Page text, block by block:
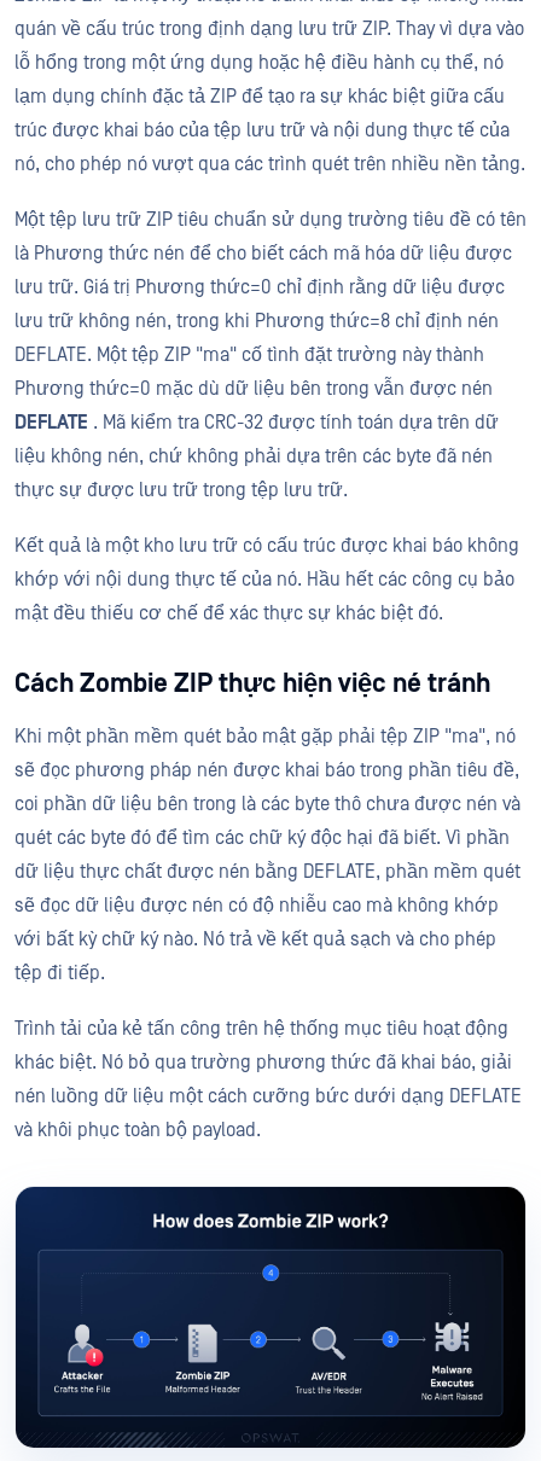
quán về cấu trúc trong định dạng lưu trữ ZIP. Thay vì dựa vào
lỗ hổng trong một ứng dụng hoặc hệ điều hành cụ thể, nó
lạm dụng chính đặc tả ZIP để tạo ra sự khác biệt giữa cấu
trúc được khai báo của tệp lưu trữ và nội dung thực tế của
nó, cho phép nó vượt qua các trình quét trên nhiều nền tảng.
Một tệp lưu trữ ZIP tiêu chuẩn sử dụng trường tiêu đề có tên
là Phương thức nén để cho biết cách mã hóa dữ liệu được
lưu trữ. Giá trị Phương thức=0 chỉ định rằng dữ liệu được
lưu trữ không nén, trong khi Phương thức=8 chỉ định nén
DEFLATE. Một tệp ZIP "ma" cố tình đặt trường này thành
Phương thức=0 mặc dù dữ liệu bên trong vẫn được nén
DEFLATE . Mã kiểm tra CRC-32 được tính toán dựa trên dữ
liệu không nén, chứ không phải dựa trên các byte đã nén
thực sự được lưu trữ trong tệp lưu trữ.
Kết quả là một kho lưu trữ có cấu trúc được khai báo không
khớp với nội dung thực tế của nó. Hầu hết các công cụ bảo
mật đều thiếu cơ chế để xác thực sự khác biệt đó.
Cách Zombie ZIP thực hiện việc né tránh
Khi một phần mềm quét bảo mật gặp phải tệp ZIP "ma", nó
sẽ đọc phương pháp nén được khai báo trong phần tiêu đề,
coi phần dữ liệu bên trong là các byte thô chưa được nén và
quét các byte đó để tìm các chữ ký độc hại đã biết. Vì phần
dữ liệu thực chất được nén bằng DEFLATE, phần mềm quét
sẽ đọc dữ liệu được nén có độ nhiễu cao mà không khớp
với bất kỳ chữ ký nào. Nó trả về kết quả sạch và cho phép
tệp đi tiếp.
Trình tải của kẻ tấn công trên hệ thống mục tiêu hoạt động
khác biệt. Nó bỏ qua trường phương thức đã khai báo, giải
nén luồng dữ liệu một cách cưỡng bức dưới dạng DEFLATE
và khôi phục toàn bộ payload.